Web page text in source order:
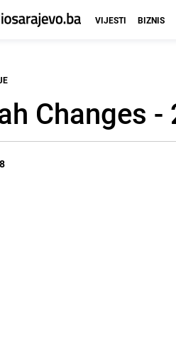
VIJESTI BIZNIS
Changes